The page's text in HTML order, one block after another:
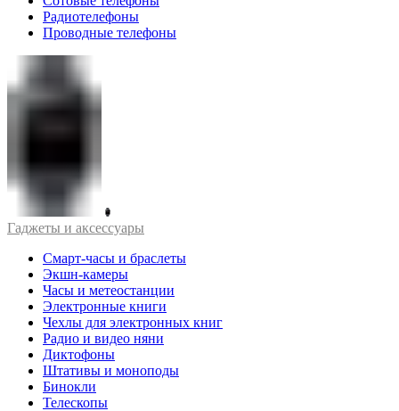
Радиотелефоны
Проводные телефоны
Гаджеты и аксессуары
Смарт-часы и браслеты
Экшн-камеры
Часы и метеостанции
Электронные книги
Чехлы для электронных книг
Радио и видео няни
Диктофоны
Штативы и моноподы
Бинокли
Телескопы